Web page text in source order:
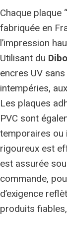
Chaque plaque
fabriquée en
l’impression
Utilisant du
encres UV
intempéries,
Les plaques
PVC sont
temporaires ou
rigoureux est
est assurée
commande,
d’exigence
produits